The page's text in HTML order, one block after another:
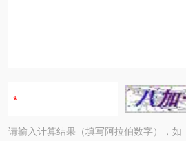
请输入计算结果（填写阿拉伯数字），如